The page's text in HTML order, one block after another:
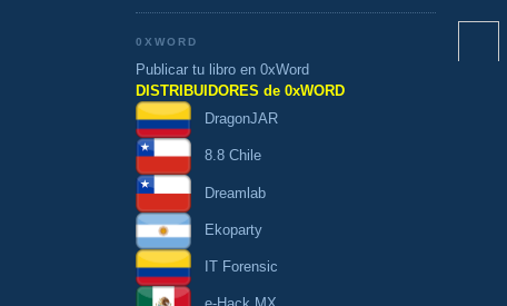
0XWORD
Publicar tu libro en 0xWord
DISTRIBUIDORES de 0xWORD
DragonJAR
8.8 Chile
Dreamlab
Ekoparty
IT Forensic